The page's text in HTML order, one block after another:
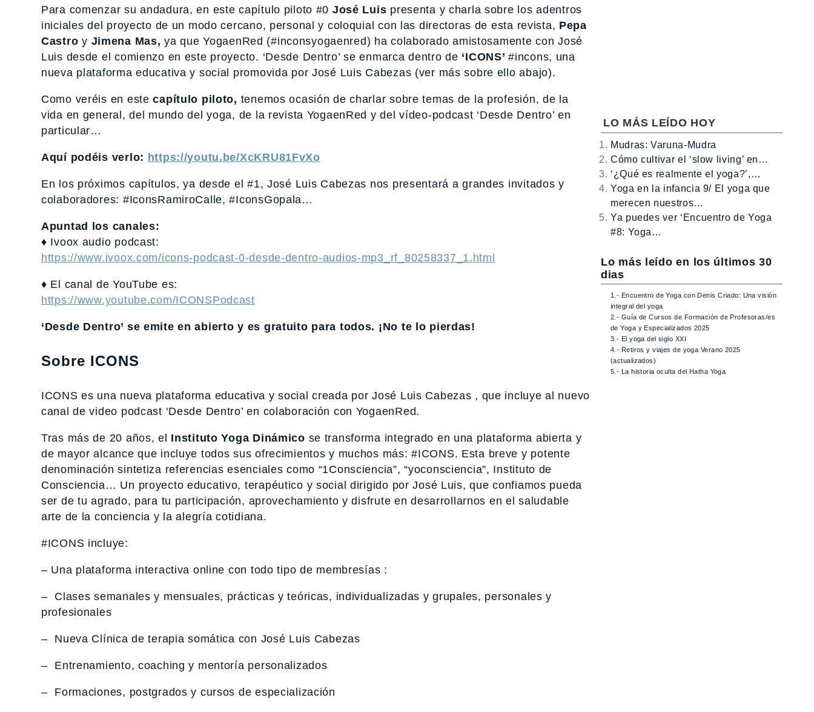
Para comenzar su andadura, en este capítulo piloto #0 José Luis presenta y charla sobre los adentros
iniciales del proyecto de un modo cercano, personal y coloquial con las directoras de esta revista, Pepa
Castro y Jimena Mas, ya que YogaenRed (#inconsyogaenred) ha colaborado amistosamente con José
Luis desde el comienzo en este proyecto. ‘Desde Dentro’ se enmarca dentro de ‘ICONS’#incons, una
nueva plataforma educativa y social promovida por José Luis Cabezas (ver más sobre ello abajo).
Como veréis en estecapítulo piloto, tenemos ocasión de charlar sobre temas de la profesión, de la
vida en general, del mundo del yoga, de la revista YogaenRed y del vídeo-podcast ‘Desde Dentro’ en
particular…
Aquí podéis verlo: https://youtu.be/XcKRU81FvXo
En los próximos capítulos, ya desde el #1, José Luis Cabezas nos presentará a grandes invitados y
colaboradores: #IconsRamiroCalle, #IconsGopala…
Apuntad los canales:
♦ Ivoox audio podcast:
https://www.ivoox.com/icons-podcast-0-desde-dentro-audios-mp3_rf_80258337_1.html
♦ El canal de YouTube es:
https://www.youtube.com/ICONSPodcast
‘Desde Dentro’ se emite en abierto y es gratuito para todos. ¡No te lo pierdas!
Sobre ICONS
ICONS es una nueva plataforma educativa y social creada por José Luis Cabezas , que incluye al nuevo
canal de video podcast ‘Desde Dentro’ en colaboración con YogaenRed.
Tras más de 20 años, el Instituto Yoga Dinámico se transforma integrado en una plataforma abierta y
de mayor alcance que incluye todos sus ofrecimientos y muchos más: #ICONS. Esta breve y potente
denominación sintetiza referencias esenciales como “1Consciencia”, “yoconsciencia”, Instituto de
Consciencia… Un proyecto educativo, terapéutico y social dirigido por José Luis, que confiamos pueda
ser de tu agrado, para tu participación, aprovechamiento y disfrute en desarrollarnos en el saludable
arte de la conciencia y la alegría cotidiana.
#ICONS incluye:
– Una plataforma interactiva online con todo tipo de membresías :
– Clases semanales y mensuales, prácticas y teóricas, individualizadas y grupales, personales y
profesionales
– Nueva Clínica de terapia somática con José Luis Cabezas
– Entrenamiento, coaching y mentoría personalizados
– Formaciones, postgrados y cursos de especialización
LO MÁS LEÍDO HOY
Mudras: Varuna-Mudra
Cómo cultivar el ‘slow living’ en…
‘¿Qué es realmente el yoga?’,…
Yoga en la infancia 9/ El yoga que
merecen nuestros…
Ya puedes ver ‘Encuentro de Yoga
#8: Yoga…
Lo más leído en los últimos 30
dias
1.- Encuentro de Yoga con Denis Criado: Una visión
integral del yoga
2.- Guía de Cursos de Formación de Profesoras/es
de Yoga y Especializados 2025
3.- El yoga del siglo XXI
4.- Retiros y viajes de yoga Verano 2025
(actualizados)
5.- La historia oculta del Hatha Yoga